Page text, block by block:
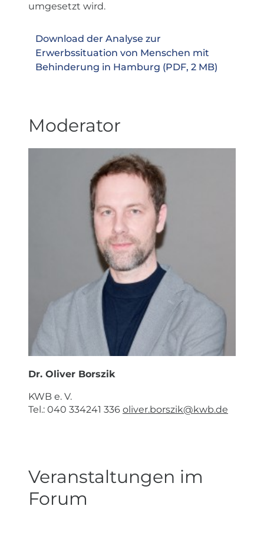
umgesetzt wird.
Download der Analyse zur
Erwerbssituation von Menschen mit
Behinderung in Hamburg (PDF, 2 MB)
Moderator
Dr. Oliver Borszik
KWB e. V.
Tel.: 040 334241 336 oliver.borszik@kwb.de
Veranstaltungen im
Forum